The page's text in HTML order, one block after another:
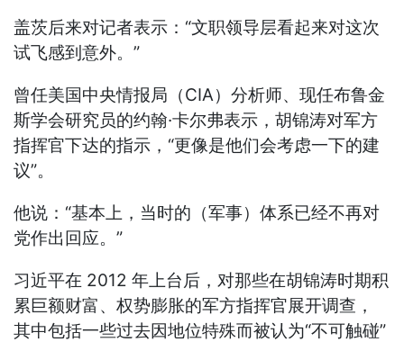
盖茨后来对记者表示：“文职领导层看起来对这次
试飞感到意外。”
曾任美国中央情报局（CIA）分析师、现任布鲁金
斯学会研究员的约翰·卡尔弗表示，胡锦涛对军方
指挥官下达的指示，“更像是他们会考虑一下的建
议”。
他说：“基本上，当时的（军事）体系已经不再对
党作出回应。”
习近平在 2012 年上台后，对那些在胡锦涛时期积
累巨额财富、权势膨胀的军方指挥官展开调查，
其中包括一些过去因地位特殊而被认为“不可触碰”